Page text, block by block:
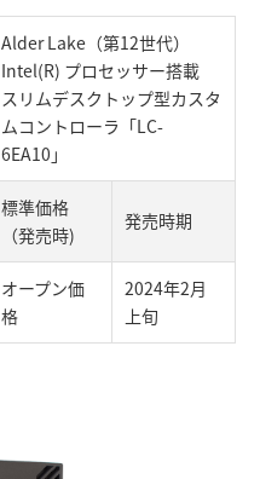
Alder Lake（第12世代）
Intel(R) プロセッサー搭載
スリムデスクトップ型カスタ
ムコントローラ「LC-
6EA10」
標準価格
（発売時)
発売時期
オープン価
格
2024年2月
上旬